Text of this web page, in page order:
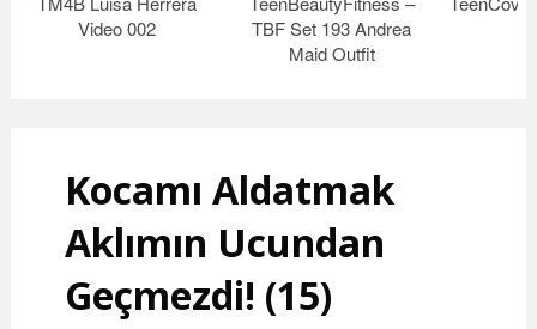
Video 002
TBF Set 193 Andrea
Maid Outfit
Kocamı Aldatmak
Aklımın Ucundan
Geçmezdi! (15)